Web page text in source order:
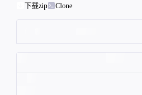
下载zip
Clone